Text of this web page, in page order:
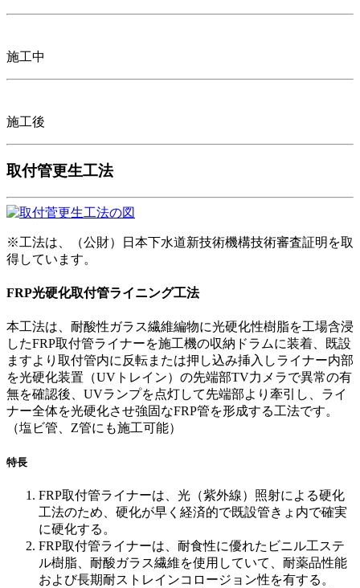
施工中
施工後
取付管更生工法
※工法は、（公財）日本下水道新技術機構技術審査証明を取
得しています。
FRP光硬化取付管ライニング工法
本工法は、耐酸性ガラス繊維編物に光硬化性樹脂を工場含浸
したFRP取付管ライナーを施工機の収納ドラムに装着、既設
ますより取付管内に反転または押し込み挿入しライナー内部
を光硬化装置（UVトレイン）の先端部TV力メラで異常の有
無を確認後、UVランプを点灯して先端部より牽引し、ライ
ナー全体を光硬化させ強固なFRP管を形成する工法です。
（塩ビ管、Z管にも施工可能）
特長
FRP取付管ライナーは、光（紫外線）照射による硬化
工法のため、硬化が早く経済的で既設管きょ内で確実
に硬化する。
FRP取付管ライナーは、耐食性に優れたビニル工ステ
ル樹脂、耐酸ガラス繊維を使用していて、耐薬品性能
および長期耐ストレインコロージョン性を有する。